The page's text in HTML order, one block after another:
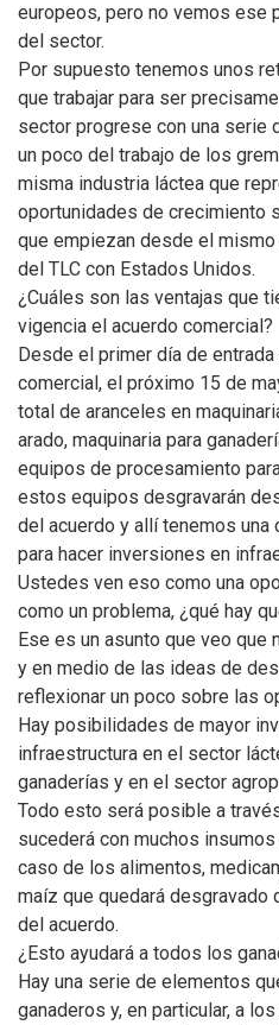
europeos, pero no vemos ese
del sector.
Por supuesto tenemos unos
que trabajar para ser
sector progrese con una serie
un poco del trabajo de los
misma industria láctea que
oportunidades de crecimiento
que empiezan desde el
del TLC con Estados Unidos.
¿Cuáles son las ventajas que
vigencia el acuerdo comercial?
Desde el primer día de
comercial, el próximo 15 de
total de aranceles en
arado, maquinaria para
equipos de procesamiento
estos equipos desgravarán
del acuerdo y allí tenemos una
para hacer inversiones en
Ustedes ven eso como una
como un problema, ¿qué hay
Ese es un asunto que veo que
y en medio de las ideas de
reflexionar un poco sobre las
Hay posibilidades de mayor
infraestructura en el sector
ganaderías y en el sector
Todo esto será posible a
sucederá con muchos
caso de los alimentos,
maíz que quedará desgravado
del acuerdo.
¿Esto ayudará a todos los
Hay una serie de elementos
ganaderos y, en particular, a